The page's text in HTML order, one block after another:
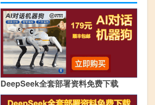
DeepSeek全套部署资料免费下载